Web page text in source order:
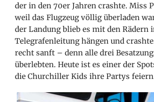
der in den 70er Jahren crashte. Miss
weil das Flugzeug völlig überladen
der Landung blieb es mit den Rädern
Telegrafenleitung hängen und
recht sanft – denn alle drei
überlebten. Heute ist es einer der
die Churchiller Kids ihre Partys